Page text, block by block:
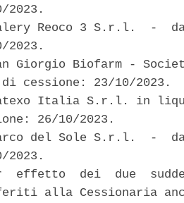
2023.
Reoco 3 S.r.l.  -
2023.
Giorgio Biofarm -
cessione: 23/10/2023.
Italia S.r.l. in
26/10/2023.
del Sole S.r.l.  -
2023.
effetto  dei  due
alla Cessionaria